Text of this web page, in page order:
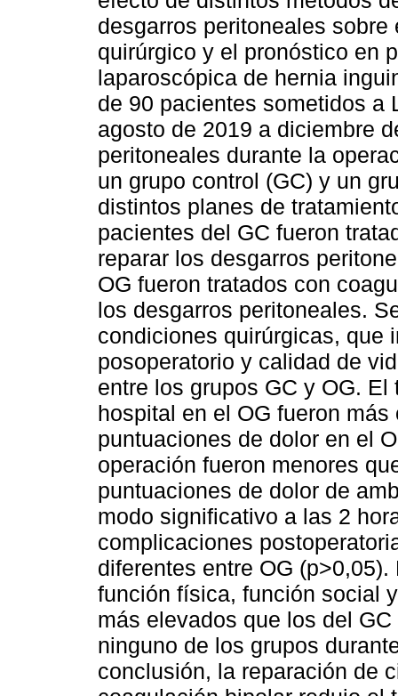
desgarros peritoneales sobre
quirúrgico y el pronóstico en
laparoscópica de hernia
de 90 pacientes sometidos a
agosto de 2019 a diciembre
peritoneales durante la
un grupo control (GC) y un
distintos planes de
pacientes del GC fueron
reparar los desgarros
OG fueron tratados con
los desgarros peritoneales.
condiciones quirúrgicas, que
posoperatorio y calidad de
entre los grupos GC y OG.
hospital en el OG fueron
puntuaciones de dolor en el
operación fueron menores
puntuaciones de dolor de
modo significativo a las 2
complicaciones
diferentes entre OG
función física, función social
más elevados que los del
ninguno de los grupos
conclusión, la reparación de